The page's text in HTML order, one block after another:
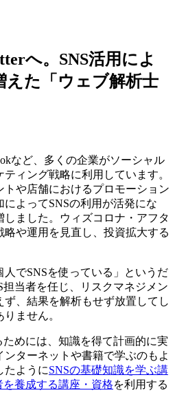
へ。SNS活用によ
えた「ウェブ解析士
など、多くの企業がソーシャル
ィング戦略に利用しています。
トや店舗におけるプロモーション
よってSNSの利用が活発にな
しました。ウィズコロナ・アフタ
や運用を見直し、投資拡大する
人でSNSを使っている」というだ
当者を任じ、リスクマネジメン
ず、結果を解析もせず放置してし
ません。
めには、知識を得て計画的に実
ターネットや書籍で学ぶのもよ
たようにSNSの基礎知識を学ぶ講
を養成する講座・資格を利用する